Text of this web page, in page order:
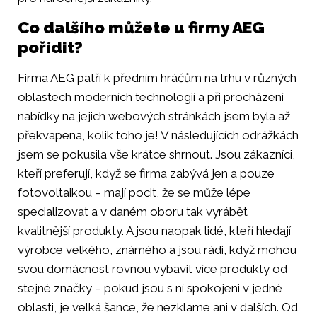
Co dalšího můžete u firmy AEG
pořídit?
Firma AEG patří k předním hráčům na trhu v různých
oblastech moderních technologií a při procházení
nabídky na jejich webových stránkách jsem byla až
překvapena, kolik toho je! V následujících odrážkách
jsem se pokusila vše krátce shrnout. Jsou zákazníci,
kteří preferují, když se firma zabývá jen a pouze
fotovoltaikou – mají pocit, že se může lépe
specializovat a v daném oboru tak vyrábět
kvalitnější produkty. A jsou naopak lidé, kteří hledají
výrobce velkého, známého a jsou rádi, když mohou
svou domácnost rovnou vybavit více produkty od
stejné značky – pokud jsou s ní spokojeni v jedné
oblasti, je velká šance, že nezklame ani v dalších. Od